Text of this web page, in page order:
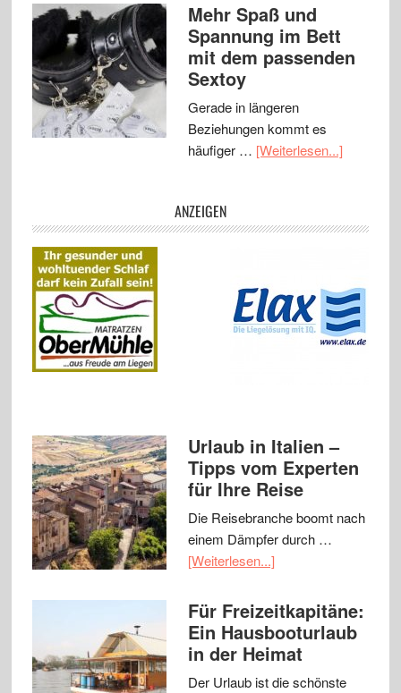
Mehr Spaß und
Spannung im Bett
mit dem passenden
Sextoy
Gerade in längeren
Beziehungen kommt es
häufiger … [Weiterlesen...]
ANZEIGEN
Urlaub in Italien –
Tipps vom Experten
für Ihre Reise
Die Reisebranche boomt nach
einem Dämpfer durch …
[Weiterlesen...]
Für Freizeitkapitäne:
Ein Hausbooturlaub
in der Heimat
Der Urlaub ist die schönste